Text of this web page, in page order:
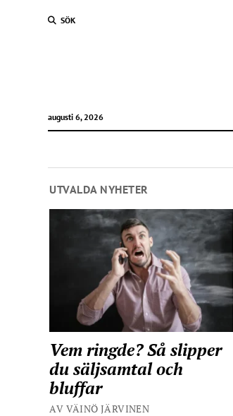
SÖK
augusti 6, 2026
UTVALDA NYHETER
Vem ringde? Så slipper
du säljsamtal och
bluffar
AV VÄINÖ JÄRVINEN